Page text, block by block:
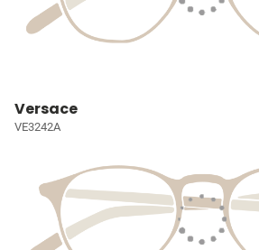
Versace
VE3242A